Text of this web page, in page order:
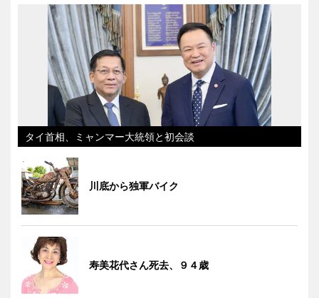
タイ首相、ミャンマー大統領と初会談
川底から独軍バイク
寿美花代さん死去、９４歳